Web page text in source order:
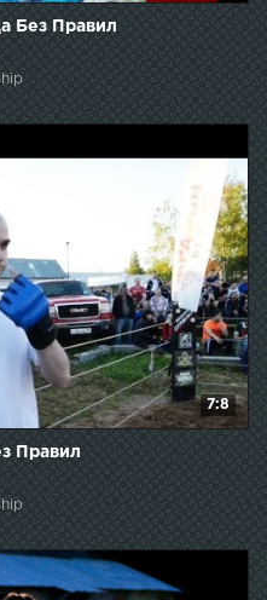
Без Правил
7:8
Правил